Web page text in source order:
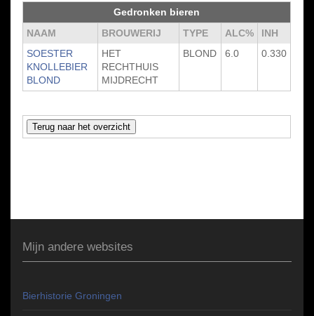
Gedronken bieren
NAAM
BROUWERIJ TYPE ALC%
INH
SOESTER
KNOLLEBIER
BLOND
HET
RECHTHUIS
MIJDRECHT
BLOND 6.0 0.330
Mijn andere websites
Bierhistorie Groningen